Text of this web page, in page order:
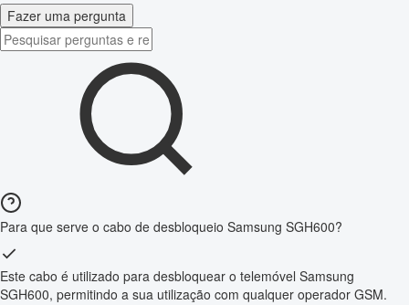
Fazer uma pergunta
Para que serve o cabo de desbloqueio Samsung SGH600?
Este cabo é utilizado para desbloquear o telemóvel Samsung
SGH600, permitindo a sua utilização com qualquer operador GSM.